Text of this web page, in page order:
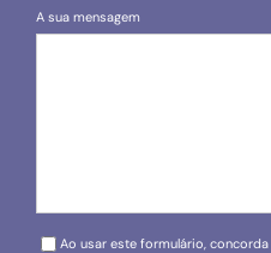
A sua mensagem
Please leave this field empty.
Ao usar este formulário,